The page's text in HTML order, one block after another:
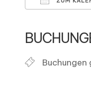
e
Fl
o
h
Buchungen